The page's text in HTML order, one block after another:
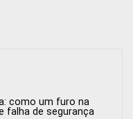
como um furo na
falha de segurança